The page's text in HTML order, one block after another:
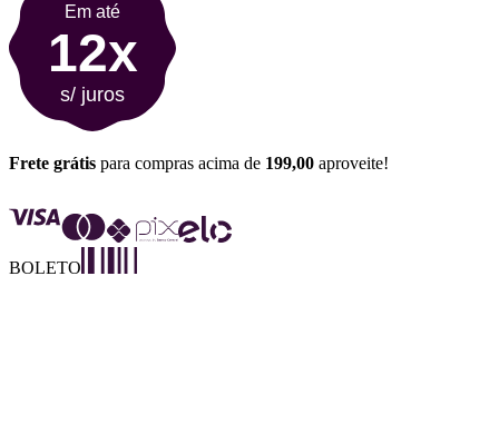
Em até
12x
s/ juros
Frete grátis para compras acima de 199,00 aproveite!
BOLETO